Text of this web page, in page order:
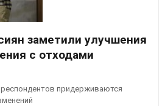
заметили улучшения
с отходами
придерживаются